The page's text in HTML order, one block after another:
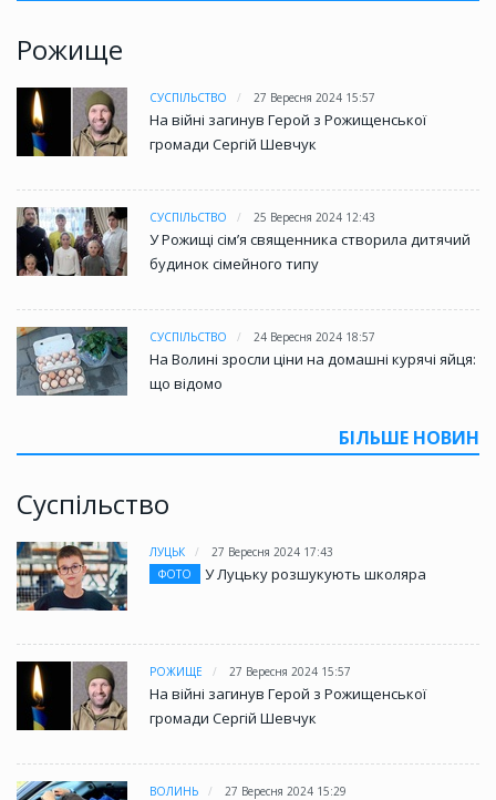
Рожище
СУСПІЛЬСТВО 27 Вересня 2024 15:57
На війні загинув Герой з Рожищенської
громади Сергій Шевчук
СУСПІЛЬСТВО 25 Вересня 2024 12:43
У Рожищі сім’я священника створила дитячий
будинок сімейного типу
СУСПІЛЬСТВО 24 Вересня 2024 18:57
На Волині зросли ціни на домашні курячі яйця:
що відомо
БІЛЬШЕ НОВИН
Суспільство
ЛУЦЬК
27 Вересня 2024 17:43
ФОТО
У Луцьку розшукують школяра
РОЖИЩЕ 27 Вересня 2024 15:57
На війні загинув Герой з Рожищенської
громади Сергій Шевчук
ВОЛИНЬ
27 Вересня 2024 15:29